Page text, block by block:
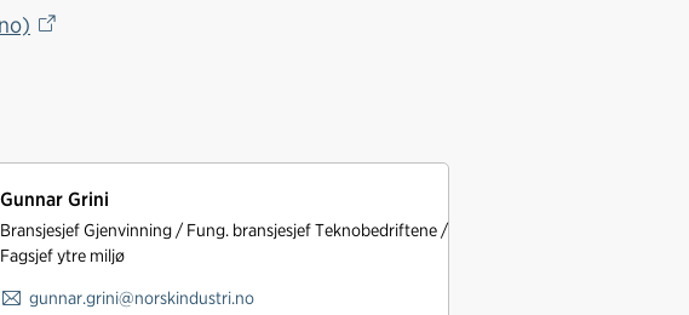
Gunnar Grini
Bransjesjef Gjenvinning / Fung. bransjesjef Teknobedriftene /
Fagsjef ytre miljø
gunnar.grini@norskindustri.no